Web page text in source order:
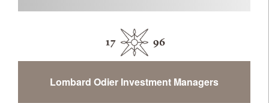
Lombard Odier Investment Managers